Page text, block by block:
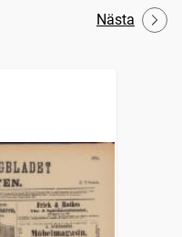
Nästa